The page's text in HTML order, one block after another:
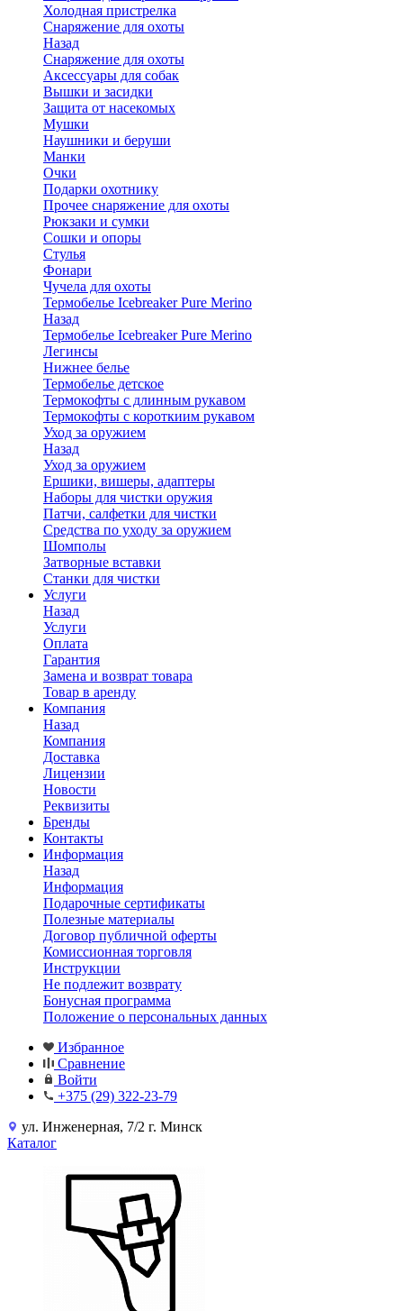
Холодная пристрелка
Снаряжение для охоты
Назад
Снаряжение для охоты
Аксессуары для собак
Вышки и засидки
Защита от насекомых
Мушки
Наушники и беруши
Манки
Очки
Подарки охотнику
Прочее снаряжение для охоты
Рюкзаки и сумки
Сошки и опоры
Стулья
Фонари
Чучела для охоты
Термобелье Icebreaker Pure Merino
Назад
Термобелье Icebreaker Pure Merino
Легинсы
Нижнее белье
Термобелье детское
Термокофты с длинным рукавом
Термокофты с короткиим рукавом
Уход за оружием
Назад
Уход за оружием
Ершики, вишеры, адаптеры
Наборы для чистки оружия
Патчи, салфетки для чистки
Средства по уходу за оружием
Шомполы
Затворные вставки
Станки для чистки
Услуги
Назад
Услуги
Оплата
Гарантия
Замена и возврат товара
Товар в аренду
Компания
Назад
Компания
Доставка
Лицензии
Новости
Реквизиты
Бренды
Контакты
Информация
Назад
Информация
Подарочные сертификаты
Полезные материалы
Договор публичной оферты
Комиссионная торговля
Инструкции
Не подлежит возврату
Бонусная программа
Положение о персональных данных
Избранное
Сравнение
Войти
+375 (29) 322-23-79
ул. Инженерная, 7/2 г. Минск
Каталог